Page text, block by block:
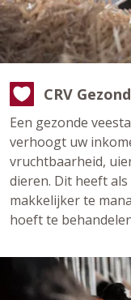
CRV
Een gezonde
verhoogt uw
vruchtbaarheid,
dieren. Dit heeft
makkelijker te
hoeft te